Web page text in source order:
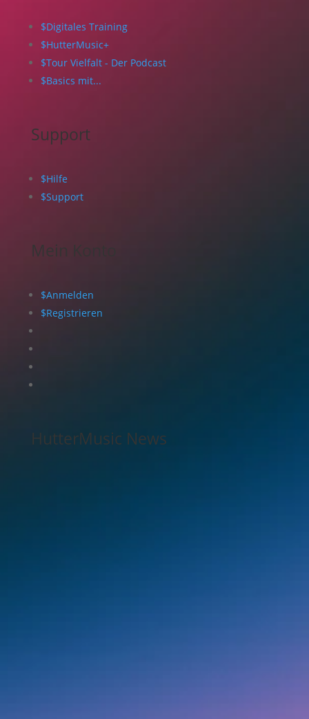
$Digitales Training
$HutterMusic+
$Tour Vielfalt - Der Podcast
$Basics mit...
Support
$Hilfe
$Support
Mein Konto
$Anmelden
$Registrieren
HutterMusic News